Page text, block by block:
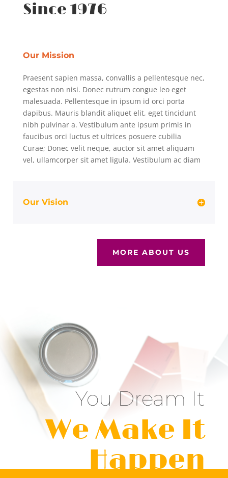
Since 1976
Our Mission
Praesent sapien massa, convallis a pellentesque nec,
egestas non nisi. Donec rutrum congue leo eget
malesuada. Pellentesque in ipsum id orci porta
dapibus. Mauris blandit aliquet elit, eget tincidunt
nibh pulvinar a. Vestibulum ante ipsum primis in
faucibus orci luctus et ultrices posuere cubilia
Curae; Donec velit neque, auctor sit amet aliquam
vel, ullamcorper sit amet ligula. Vestibulum ac diam
Our Vision
MORE ABOUT US
You Dream It
We Make It
Happen